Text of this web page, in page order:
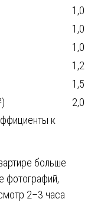
1,0
1,0
1,0
1,2
1,5
2,0
к
больше
фотографий,
2–3 часа